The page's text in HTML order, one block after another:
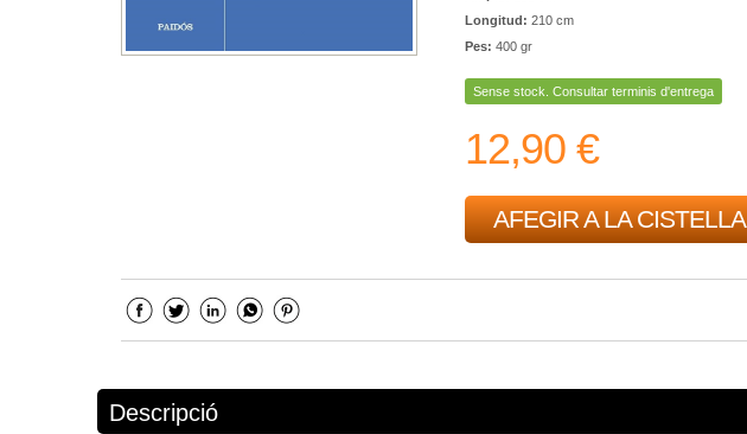
Longitud: 210 cm
Pes: 400 gr
Sense stock. Consultar terminis d'entrega
12,90 €
AFEGIR A LA CISTELLA
Descripció